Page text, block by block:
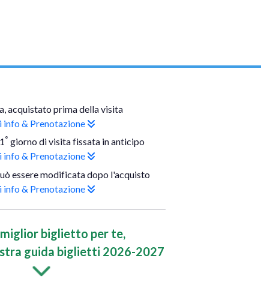
acquistato prima della visita
& Prenotazione
° giorno di visita fissata in anticipo
& Prenotazione
essere modificata dopo l'acquisto
& Prenotazione
biglietto per te,
guida biglietti 2026-2027